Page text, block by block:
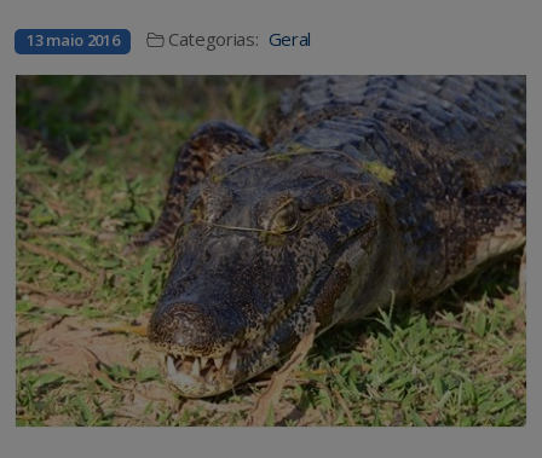
13 maio 2016 Categorias: Geral